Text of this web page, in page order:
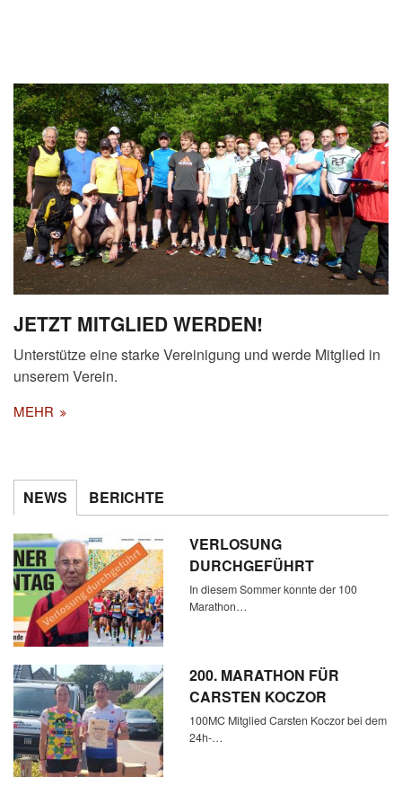
JETZT MITGLIED WERDEN!
Unterstütze eine starke Vereinigung und werde Mitglied in
unserem Verein.
MEHR
NEWS BERICHTE
VERLOSUNG
DURCHGEFÜHRT
In diesem Sommer konnte der 100
Marathon…
200. MARATHON FÜR
CARSTEN KOCZOR
100MC Mitglied Carsten Koczor bei dem
24h-…